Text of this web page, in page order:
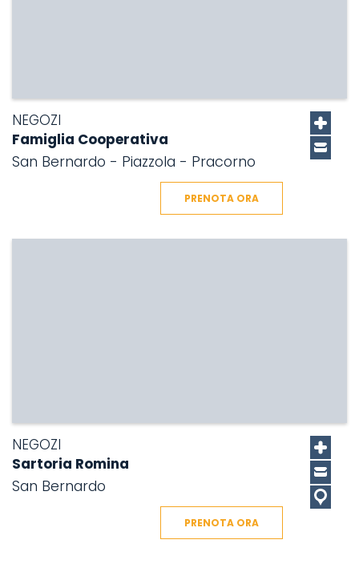
NEGOZI
Famiglia Cooperativa
San Bernardo - Piazzola - Pracorno
PRENOTA ORA
NEGOZI
Sartoria Romina
San Bernardo
PRENOTA ORA